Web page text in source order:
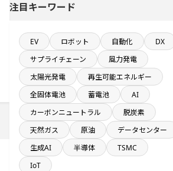
金融・保険事業を営む会社で10億円
情報通信事業を営む会社で10億円以
上投資する設備新設計画
完成から約10年経過プロジェクト
年間設備投資額が100億円以上の企業
一覧
システム投資一覧
注目キーワード
EV ロボット 自動化
DX
サプライチェーン
風力発電
太陽光発電
再生可能エネルギー
全固体電池
蓄電池
AI
カーボンニュートラル
脱炭素
天然ガス
原油
データセンター
生成AI
半導体
TSMC
IoT